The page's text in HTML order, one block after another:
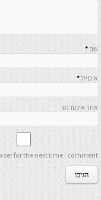
שם *
אימייל*
אתר אינטרנט
for the next time I comment.